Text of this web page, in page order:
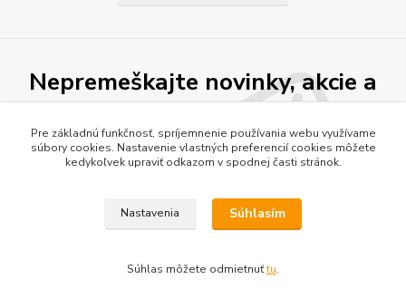
Nepremeškajte novinky, akcie a
zľavy!
Prihlásiť sa
spracovaním osobných údajov za účelom zasielania newslettera.
Môžete sa kedykoľvek odhlásiť. Zasielame raz za 14 dní.
Pre základnú funkčnosť, spríjemnenie používania webu využívame
súbory cookies. Nastavenie vlastných preferencií cookies môžete
kedykoľvek upraviť odkazom v spodnej časti stránok.
Nastavenia Súhlasím
Súhlas môžete odmietnuťtu.